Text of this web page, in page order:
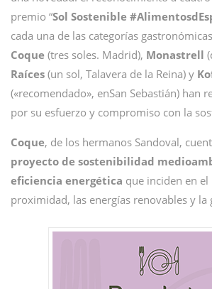
premio “Sol Sostenible
cada una de las categorías
Coque (tres soles. Madrid), Monastrell
Raíces (un sol, Talavera de la Reina) y
(«recomendado», enSan Sebastián) han
por su esfuerzo y compromiso con la
Coque, de los hermanos Sandoval,
proyecto de sostenibilidad
eficiencia energética que inciden en
proximidad, las energías renovables y la